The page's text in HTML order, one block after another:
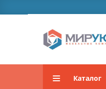
Каталог